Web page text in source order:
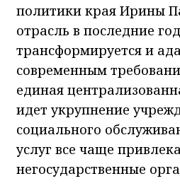
политики края Ирины
отрасль в последние
трансформируется и
современным
единая
идет укрупнение
социального
услуг все чаще
негосударственные